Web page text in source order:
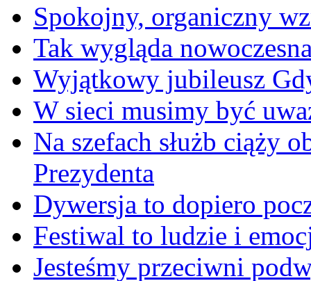
Spokojny, organiczny
Tak wygląda
Wyjątkowy jubileusz
W sieci musimy być
Na szefach służb ciąży
Prezydenta
Dywersja to dopiero
Festiwal to ludzie i
Jesteśmy przeciwni